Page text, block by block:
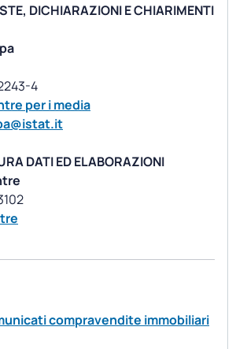
DICHIARAZIONI E CHIARIMENTI
per i media
DATI ED ELABORAZIONI
compravendite immobiliari